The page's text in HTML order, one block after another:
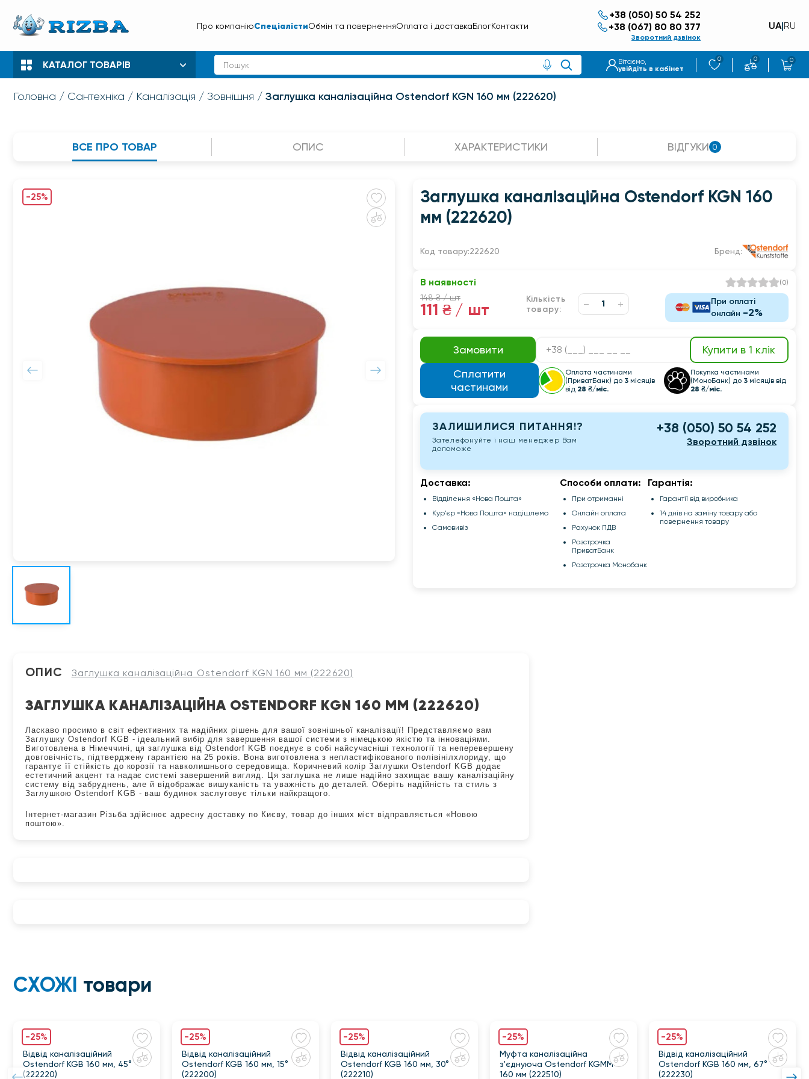
Про компаніюСпеціалістиОбмін та поверненняОплата і доставкаБлогКонтакти
+38 (050) 50 54 252
+38 (067) 80 80 377
Зворотний дзвінок
UA|RU
КАТАЛОГ ТОВАРІВ
Вітаємо,
увійдіть в кабінет
0 0 0
Головна Сантехніка Каналізація Зовнішня Заглушка каналізаційна Ostendorf KGN 160 мм (222620)
ВСЕ ПРО ТОВАР ОПИС ХАРАКТЕРИСТИКИ ВІДГУКИ 0
-25%
Заглушка каналізаційна Ostendorf KGN 160
мм (222620)
Код товару:222620 Бренд:
В наявності (0)
148 ₴/ шт
111 ₴/ шт
Кількість
товару:
При оплаті
онлайн -2%
Замовити
Купити в 1 клік
Сплатити
частинами
Оплата частинами
(ПриватБанк) до 3 місяців
від 28 ₴/міс.
Покупка частинами
(МоноБанк) до 3місяців від
28 ₴/міс.
ЗАЛИШИЛИСЯ ПИТАННЯ!?
Зателефонуйте і наш менеджер Вам
допоможе
+38 (050) 50 54 252
Зворотний дзвінок
Доставка:
Відділення «Нова Пошта»
Кур'єр «Нова Пошта» надішлемо
Самовивіз
Способи оплати:
При отриманні
Онлайн оплата
Рахунок ПДВ
Розстрочка
ПриватБанк
Розстрочка Монобанк
Гарантія:
Гарантії від виробника
14 днів на заміну товару або
повернення товару
ОПИС Заглушка каналізаційна Ostendorf KGN 160 мм (222620)
ЗАГЛУШКА КАНАЛІЗАЦІЙНА OSTENDORF KGN 160 ММ (222620)
Ласкаво просимо в світ ефективних та надійних рішень для вашої зовнішньої каналізації! Представляємо вам
Заглушку Ostendorf KGB - ідеальний вибір для завершення вашої системи з німецькою якістю та інноваціями.
Виготовлена в Німеччині, ця заглушка від Ostendorf KGB поєднує в собі найсучасніші технології та неперевершену
довговічність, підтверджену гарантією на 25 років. Вона виготовлена з непластифікованого полівінілхлориду, що
гарантує її стійкість до корозії та навколишнього середовища. Коричневий колір Заглушки Ostendorf KGB додає
естетичний акцент та надає системі завершений вигляд. Ця заглушка не лише надійно захищає вашу каналізаційну
систему від забруднень, але й відображає вишуканість та уважність до деталей. Оберіть надійність та стиль з
Заглушкою Ostendorf KGB - ваш будинок заслуговує тільки найкращого.
Інтернет-магазин Різьба здійснює адресну доставку по Києву, товар до інших міст відправляється «Новою
поштою».
СХОЖІ товари
-25%
Відвід каналізаційний
Ostendorf KGB 160 мм, 45°
(222220)
-25%
Відвід каналізаційний
Ostendorf KGB 160 мм, 15°
(222200)
-25%
Відвід каналізаційний
Ostendorf KGB 160 мм, 30°
(222210)
-25%
Муфта каналізаційна
з'єднуюча Ostendorf KGMM
160 мм (222510)
-25%
Відвід каналізаційний
Ostendorf KGB 160 мм, 67°
(222230)